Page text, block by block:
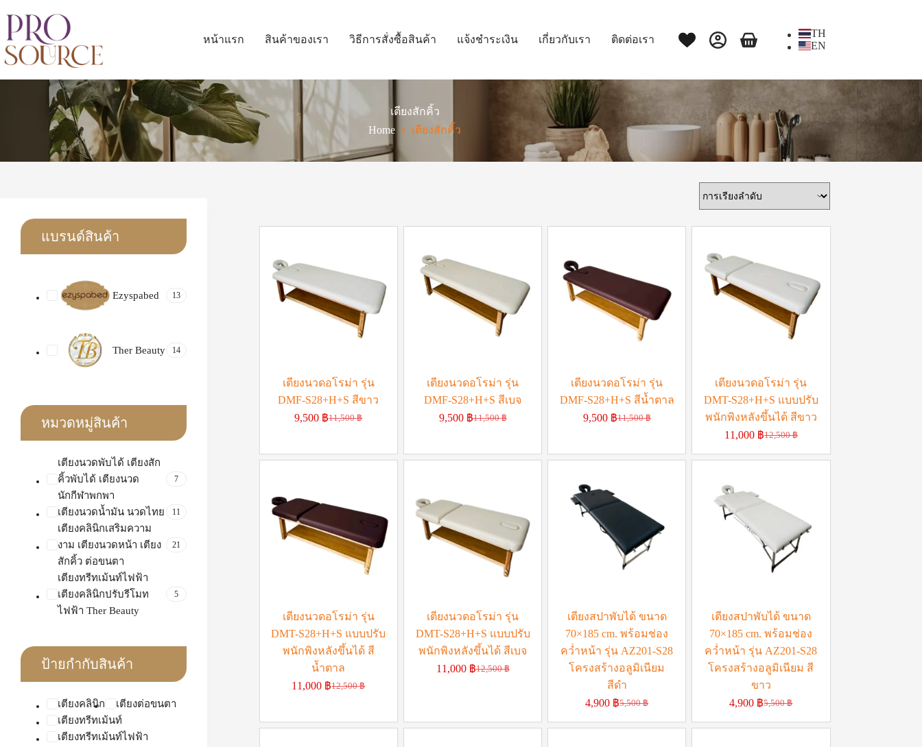
หน้าแรก สินค้าของเรา วิธีการสั่งซื้อสินค้า แจ้งชำระเงิน เกี่ยวกับเรา ติดต่อเรา
TH
EN
เตียงสักคิ้ว
Home
เตียงสักคิ้ว
เตียงนวดอโรม่า รุ่น
DMF-S28+H+S สีขาว
11,500฿
9,500 ฿
เตียงนวดอโรม่า รุ่น
DMF-S28+H+S สีเบจ
11,500฿
9,500 ฿
เตียงนวดอโรม่า รุ่น
DMF-S28+H+S สีน้ำตาล
11,500฿
9,500 ฿
เตียงนวดอโรม่า รุ่น
DMT-S28+H+S แบบปรับ
พนักพิงหลังขึ้นได้ สีขาว
12,500฿
11,000 ฿
เตียงนวดอโรม่า รุ่น
DMT-S28+H+S แบบปรับ
พนักพิงหลังขึ้นได้ สี
น้ำตาล
12,500฿
11,000 ฿
เตียงนวดอโรม่า รุ่น
DMT-S28+H+S แบบปรับ
พนักพิงหลังขึ้นได้ สีเบจ
12,500฿
11,000 ฿
เตียงสปาพับได้ ขนาด
70×185 cm. พร้อมช่อง
คว่ำหน้า รุ่น AZ201-S28
โครงสร้างอลูมิเนียม
สีดำ
5,500฿
4,900 ฿
เตียงสปาพับได้ ขนาด
70×185 cm. พร้อมช่อง
คว่ำหน้า รุ่น AZ201-S28
โครงสร้างอลูมิเนียม สี
ขาว
5,500฿
4,900 ฿
แบรนด์สินค้า
Ezyspabed 13
Ther Beauty 14
หมวดหมู่สินค้า
เตียงนวดพับได้ เตียงสัก
คิ้วพับได้ เตียงนวด
นักกีฬาพกพา
7
เตียงนวดน้ำมัน นวดไทย 11
เตียงคลินิกเสริมความ
งาม เตียงนวดหน้า เตียง
สักคิ้ว ต่อขนตา
21
เตียงทรีทเม้นท์ไฟฟ้า
เตียงคลินิกปรับรีโมท
ไฟฟ้า Ther Beauty
5
ป้ายกำกับสินค้า
เตียงคลินิก
เตียงต่อขนตา
เตียงทรีทเม้นท์
เตียงทรีทเม้นท์ไฟฟ้า